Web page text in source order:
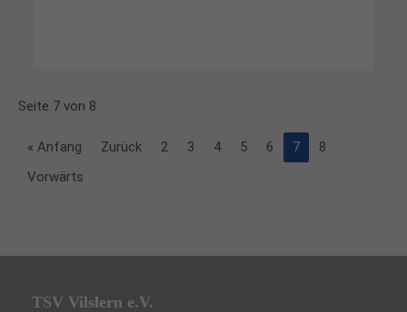
Seite 7 von 8
« Anfang Zurück 2 3 4 5 6 7
8
Vorwärts
TSV Vilslern e.V.